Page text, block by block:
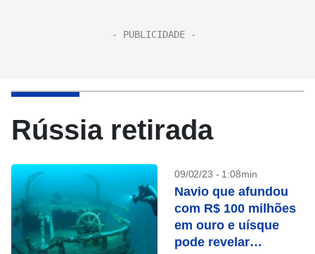
Rússia retirada
09/02/23 - 1:08min
Navio que afundou
com R$ 100 milhões
em ouro e uísque
pode revelar